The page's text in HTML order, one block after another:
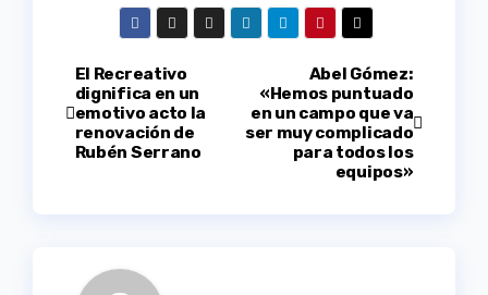
Navegación
de
Abel Gómez:
«Hemos puntuado
en un campo que va
ser muy complicado
para todos los
equipos»
El Recreativo
dignifica en un
emotivo acto la
renovación de
Rubén Serrano